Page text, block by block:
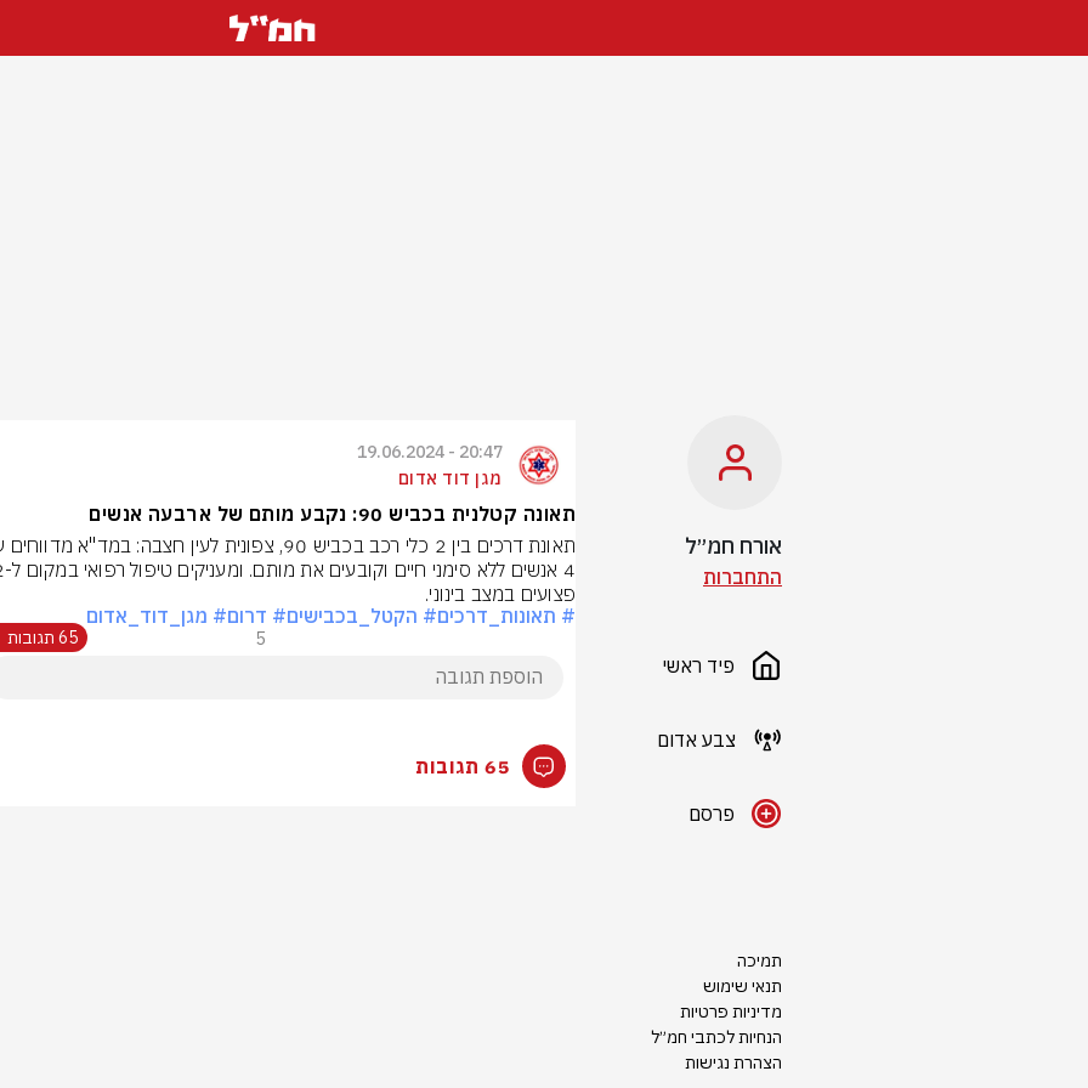
אורח חמ״ל
התחברות
פיד ראשי
צבע אדום
פרסם
תמיכה
תנאי שימוש
מדיניות פרטיות
הנחיות לכתבי חמ״ל
הצהרת נגישות
20:47 - 19.06.2024
מגן דוד אדום
תאונה קטלנית בכביש 90: נקבע מותם של ארבעה אנשים
פצועים במצב בינוני.
# תאונות_דרכים# הקטל_בכבישים# דרום# מגן_דוד_אדום
5 65 תגובות
65 תגובות